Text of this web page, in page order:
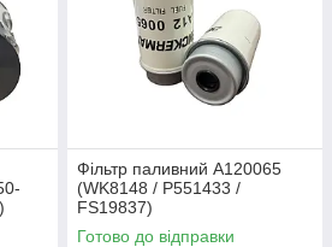
Фільтр паливний A120065
(WK8148 / P551433 /
FS19837)
Готово до відправки